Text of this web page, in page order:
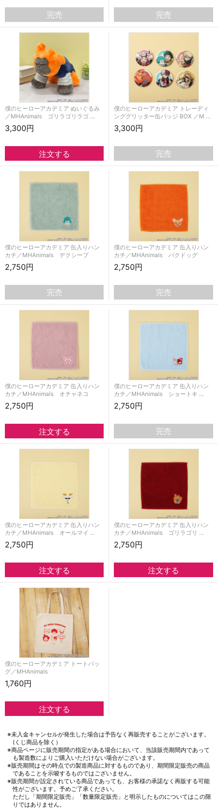
完売 完売
僕のヒーローアカデミア ぬいぐるみ
／MHAnimals ゴリラゴリラゴ …
3,300円
僕のヒーローアカデミア トレーディ
ンググリッター缶バッジ BOX ／M …
3,300円
完売
僕のヒーローアカデミア 缶入りハン
カチ／MHAnimals デクシープ
2,750円
完売
僕のヒーローアカデミア 缶入りハン
カチ／MHAnimals バクドッグ
2,750円
完売
僕のヒーローアカデミア 缶入りハン
カチ／MHAnimals オチャネコ
2,750円
僕のヒーローアカデミア 缶入りハン
カチ／MHAnimals ショートキ …
2,750円
完売
僕のヒーローアカデミア 缶入りハン
カチ／MHAnimals オールマイ …
2,750円
僕のヒーローアカデミア 缶入りハン
カチ／MHAnimals ゴリラゴリ …
2,750円
僕のヒーローアカデミア トートバッ
グ／MHAnimals
1,760円
※未入金キャンセルが発生した場合は予告なく再販売することがございます。
(くじ商品を除く）
※商品ページに販売期間の指定がある場合において、当該販売期間内であって
も製造数によりご購入いただけない場合がございます。
※販売期間はその時点での製造商品に対するものであり、期間限定販売の商品
であることを示唆するものではございません。
※販売期間が設定されている商品であっても、お客様の承諾なく再販する可能
性がございます。予めご了承ください。
ただし「期間限定販売」「数量限定販売」と明示したものについてはこの限
りではありません。